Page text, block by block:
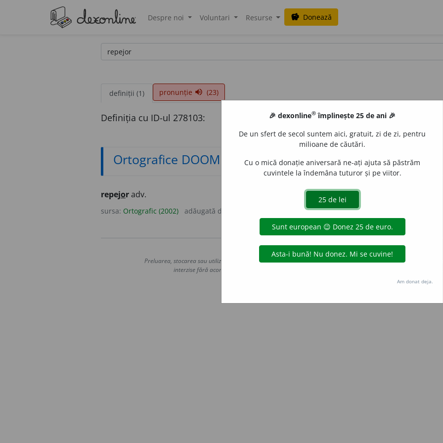
Despre noi Voluntari Resurse savings Donează
definiții (1) pronunție volume_up (23)
Definiția cu ID-ul 278103:
Ortografice DOOM
repejoradv.
sursa: Ortografic (2002) adăugată de
Copyright © 2004-2026 dexonline (https://dexonline.ro)
Preluarea, stocarea sau utilizarea datelor de pe acest site, inclusiv prin orice metode de extragere automată
interzise fără acordul nostru prealabil scris, cu excepția seturilor de date oferite oficial spre utilizare
Hosterion
🎉 dexonline® împlinește 25 de ani 🎉
De un sfert de secol suntem aici, gratuit, zi de zi, pentru
milioane de căutări.
Cu o mică donație aniversară ne-ați ajuta să păstrăm
cuvintele la îndemâna tuturor și pe viitor.
Am donat deja.